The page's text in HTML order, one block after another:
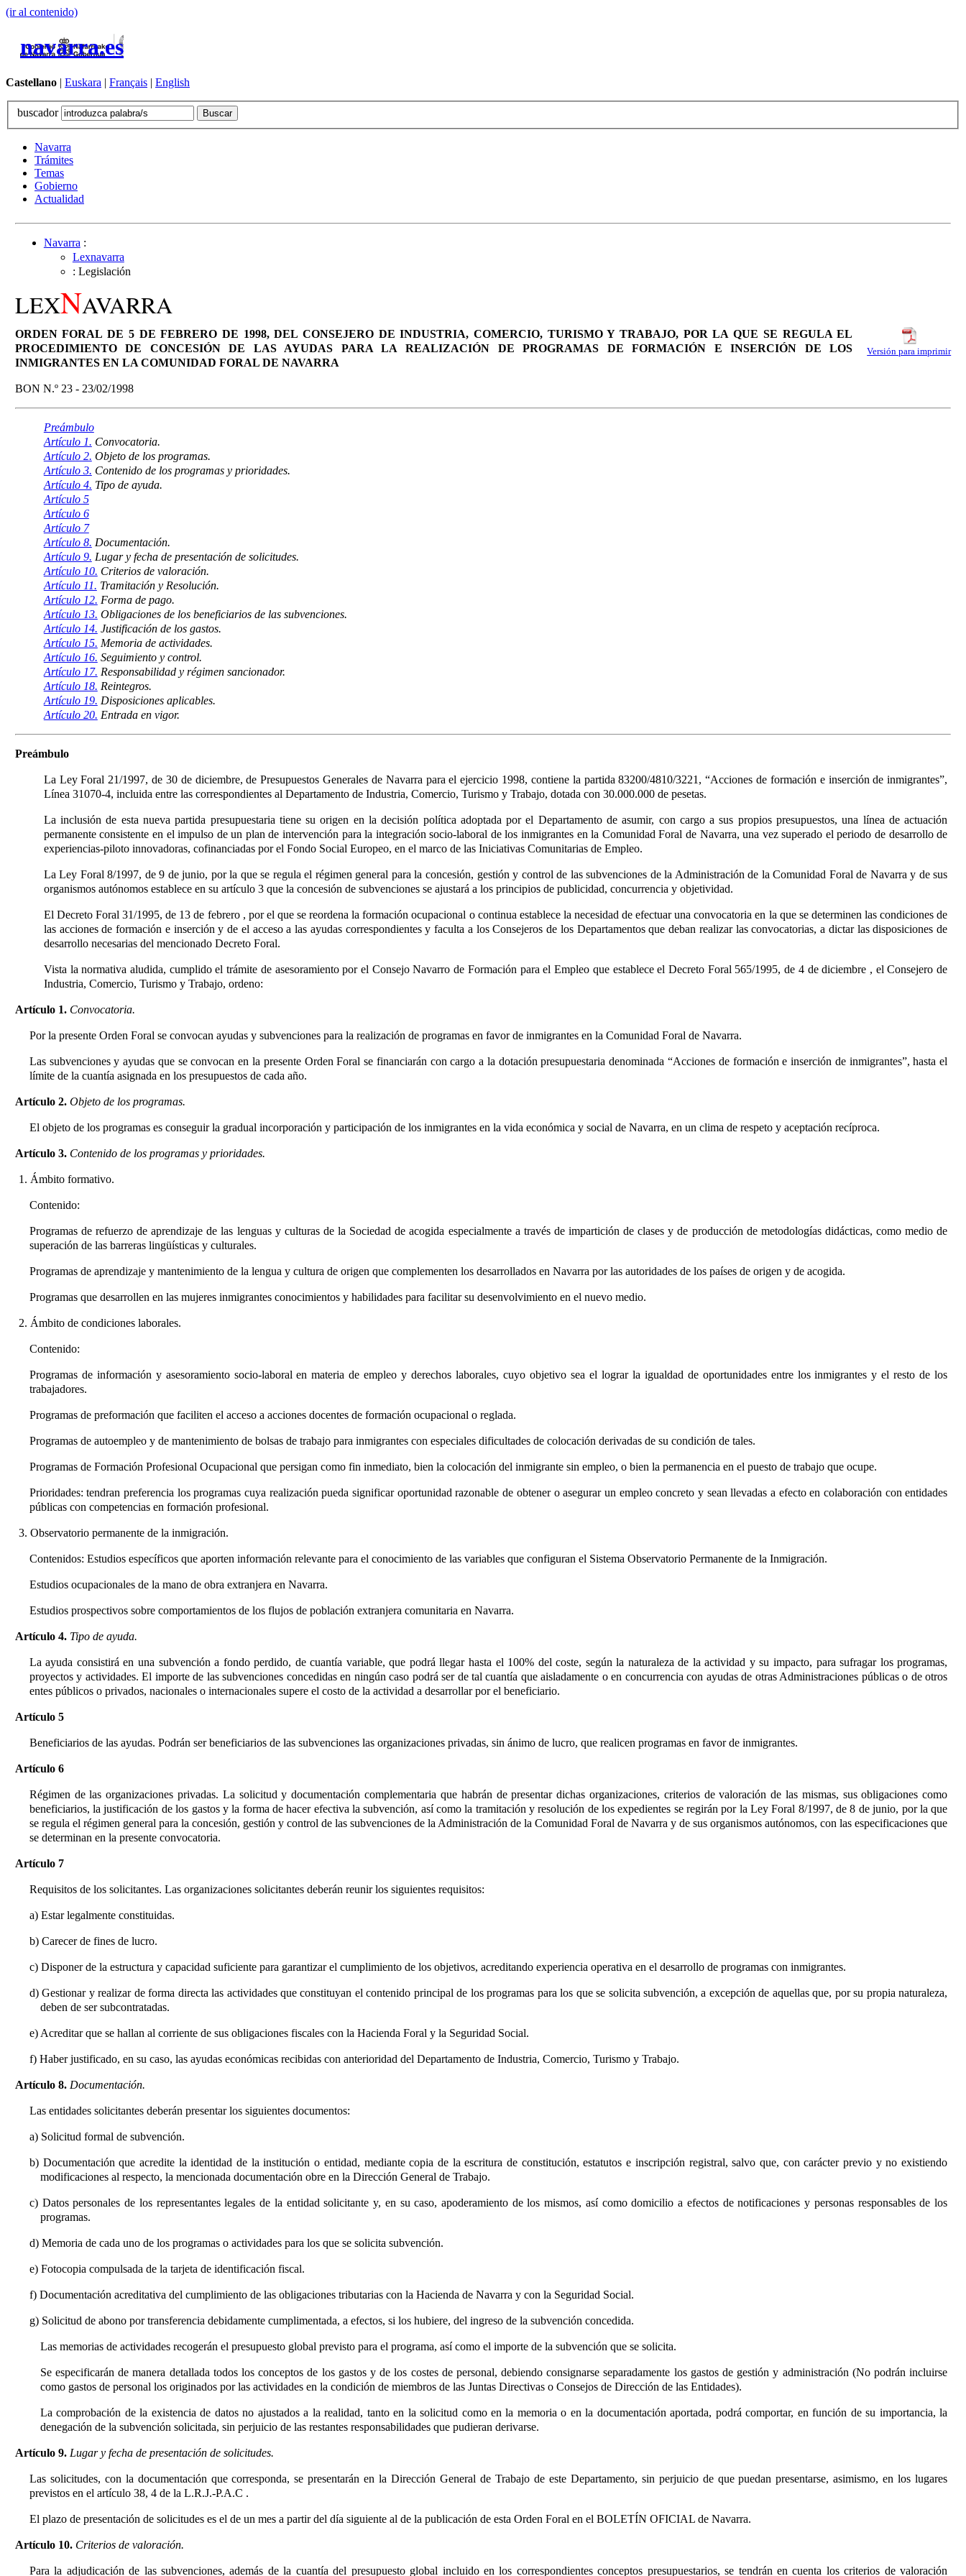
(ir al contenido)
navarra.es
Castellano | Euskara | Français | English
buscador
Navarra
Trámites
Temas
Gobierno
Actualidad
Navarra:
Lexnavarra
: Legislación
LEXNAVARRA
Versión para imprimir
ORDEN FORAL DE 5 DE FEBRERO DE 1998, DEL CONSEJERO DE INDUSTRIA, COMERCIO, TURISMO Y TRABAJO, POR LA QUE SE REGULA EL
PROCEDIMIENTO DE CONCESIÓN DE LAS AYUDAS PARA LA REALIZACIÓN DE PROGRAMAS DE FORMACIÓN E INSERCIÓN DE LOS
INMIGRANTES EN LA COMUNIDAD FORAL DE NAVARRA
BON N.º 23 - 23/02/1998
Preámbulo
Artículo 1. Convocatoria.
Artículo 2. Objeto de los programas.
Artículo 3. Contenido de los programas y prioridades.
Artículo 4. Tipo de ayuda.
Artículo 5
Artículo 6
Artículo 7
Artículo 8. Documentación.
Artículo 9. Lugar y fecha de presentación de solicitudes.
Artículo 10. Criterios de valoración.
Artículo 11. Tramitación y Resolución.
Artículo 12. Forma de pago.
Artículo 13. Obligaciones de los beneficiarios de las subvenciones.
Artículo 14. Justificación de los gastos.
Artículo 15. Memoria de actividades.
Artículo 16. Seguimiento y control.
Artículo 17. Responsabilidad y régimen sancionador.
Artículo 18. Reintegros.
Artículo 19. Disposiciones aplicables.
Artículo 20. Entrada en vigor.
Preámbulo
La Ley Foral 21/1997, de 30 de diciembre, de Presupuestos Generales de Navarra para el ejercicio 1998, contiene la partida 83200/4810/3221, “Acciones de formación e inserción de inmigrantes”,
Línea 31070-4, incluida entre las correspondientes al Departamento de Industria, Comercio, Turismo y Trabajo, dotada con 30.000.000 de pesetas.
La inclusión de esta nueva partida presupuestaria tiene su origen en la decisión política adoptada por el Departamento de asumir, con cargo a sus propios presupuestos, una línea de actuación
permanente consistente en el impulso de un plan de intervención para la integración socio-laboral de los inmigrantes en la Comunidad Foral de Navarra, una vez superado el periodo de desarrollo de
experiencias-piloto innovadoras, cofinanciadas por el Fondo Social Europeo, en el marco de las Iniciativas Comunitarias de Empleo.
La Ley Foral 8/1997, de 9 de junio, por la que se regula el régimen general para la concesión, gestión y control de las subvenciones de la Administración de la Comunidad Foral de Navarra y de sus
organismos autónomos establece en su artículo 3 que la concesión de subvenciones se ajustará a los principios de publicidad, concurrencia y objetividad.
El Decreto Foral 31/1995, de 13 de febrero , por el que se reordena la formación ocupacional o continua establece la necesidad de efectuar una convocatoria en la que se determinen las condiciones de
las acciones de formación e inserción y de el acceso a las ayudas correspondientes y faculta a los Consejeros de los Departamentos que deban realizar las convocatorias, a dictar las disposiciones de
desarrollo necesarias del mencionado Decreto Foral.
Vista la normativa aludida, cumplido el trámite de asesoramiento por el Consejo Navarro de Formación para el Empleo que establece el Decreto Foral 565/1995, de 4 de diciembre , el Consejero de
Industria, Comercio, Turismo y Trabajo, ordeno:
Artículo 1. Convocatoria.
Por la presente Orden Foral se convocan ayudas y subvenciones para la realización de programas en favor de inmigrantes en la Comunidad Foral de Navarra.
Las subvenciones y ayudas que se convocan en la presente Orden Foral se financiarán con cargo a la dotación presupuestaria denominada “Acciones de formación e inserción de inmigrantes”, hasta el
límite de la cuantía asignada en los presupuestos de cada año.
Artículo 2. Objeto de los programas.
El objeto de los programas es conseguir la gradual incorporación y participación de los inmigrantes en la vida económica y social de Navarra, en un clima de respeto y aceptación recíproca.
Artículo 3. Contenido de los programas y prioridades.
1. Ámbito formativo.
Contenido:
Programas de refuerzo de aprendizaje de las lenguas y culturas de la Sociedad de acogida especialmente a través de impartición de clases y de producción de metodologías didácticas, como medio de
superación de las barreras lingüísticas y culturales.
Programas de aprendizaje y mantenimiento de la lengua y cultura de origen que complementen los desarrollados en Navarra por las autoridades de los países de origen y de acogida.
Programas que desarrollen en las mujeres inmigrantes conocimientos y habilidades para facilitar su desenvolvimiento en el nuevo medio.
2. Ámbito de condiciones laborales.
Contenido:
Programas de información y asesoramiento socio-laboral en materia de empleo y derechos laborales, cuyo objetivo sea el lograr la igualdad de oportunidades entre los inmigrantes y el resto de los
trabajadores.
Programas de preformación que faciliten el acceso a acciones docentes de formación ocupacional o reglada.
Programas de autoempleo y de mantenimiento de bolsas de trabajo para inmigrantes con especiales dificultades de colocación derivadas de su condición de tales.
Programas de Formación Profesional Ocupacional que persigan como fin inmediato, bien la colocación del inmigrante sin empleo, o bien la permanencia en el puesto de trabajo que ocupe.
Prioridades: tendran preferencia los programas cuya realización pueda significar oportunidad razonable de obtener o asegurar un empleo concreto y sean llevadas a efecto en colaboración con entidades
públicas con competencias en formación profesional.
3. Observatorio permanente de la inmigración.
Contenidos: Estudios específicos que aporten información relevante para el conocimiento de las variables que configuran el Sistema Observatorio Permanente de la Inmigración.
Estudios ocupacionales de la mano de obra extranjera en Navarra.
Estudios prospectivos sobre comportamientos de los flujos de población extranjera comunitaria en Navarra.
Artículo 4. Tipo de ayuda.
La ayuda consistirá en una subvención a fondo perdido, de cuantía variable, que podrá llegar hasta el 100% del coste, según la naturaleza de la actividad y su impacto, para sufragar los programas,
proyectos y actividades. El importe de las subvenciones concedidas en ningún caso podrá ser de tal cuantía que aisladamente o en concurrencia con ayudas de otras Administraciones públicas o de otros
entes públicos o privados, nacionales o internacionales supere el costo de la actividad a desarrollar por el beneficiario.
Artículo 5
Beneficiarios de las ayudas. Podrán ser beneficiarios de las subvenciones las organizaciones privadas, sin ánimo de lucro, que realicen programas en favor de inmigrantes.
Artículo 6
Régimen de las organizaciones privadas. La solicitud y documentación complementaria que habrán de presentar dichas organizaciones, criterios de valoración de las mismas, sus obligaciones como
beneficiarios, la justificación de los gastos y la forma de hacer efectiva la subvención, así como la tramitación y resolución de los expedientes se regirán por la Ley Foral 8/1997, de 8 de junio, por la que
se regula el régimen general para la concesión, gestión y control de las subvenciones de la Administración de la Comunidad Foral de Navarra y de sus organismos autónomos, con las especificaciones que
se determinan en la presente convocatoria.
Artículo 7
Requisitos de los solicitantes. Las organizaciones solicitantes deberán reunir los siguientes requisitos:
a) Estar legalmente constituidas.
b) Carecer de fines de lucro.
c) Disponer de la estructura y capacidad suficiente para garantizar el cumplimiento de los objetivos, acreditando experiencia operativa en el desarrollo de programas con inmigrantes.
d) Gestionar y realizar de forma directa las actividades que constituyan el contenido principal de los programas para los que se solicita subvención, a excepción de aquellas que, por su propia naturaleza,
deben de ser subcontratadas.
e) Acreditar que se hallan al corriente de sus obligaciones fiscales con la Hacienda Foral y la Seguridad Social.
f) Haber justificado, en su caso, las ayudas económicas recibidas con anterioridad del Departamento de Industria, Comercio, Turismo y Trabajo.
Artículo 8. Documentación.
Las entidades solicitantes deberán presentar los siguientes documentos:
a) Solicitud formal de subvención.
b) Documentación que acredite la identidad de la institución o entidad, mediante copia de la escritura de constitución, estatutos e inscripción registral, salvo que, con carácter previo y no existiendo
modificaciones al respecto, la mencionada documentación obre en la Dirección General de Trabajo.
c) Datos personales de los representantes legales de la entidad solicitante y, en su caso, apoderamiento de los mismos, así como domicilio a efectos de notificaciones y personas responsables de los
programas.
d) Memoria de cada uno de los programas o actividades para los que se solicita subvención.
e) Fotocopia compulsada de la tarjeta de identificación fiscal.
f) Documentación acreditativa del cumplimiento de las obligaciones tributarias con la Hacienda de Navarra y con la Seguridad Social.
g) Solicitud de abono por transferencia debidamente cumplimentada, a efectos, si los hubiere, del ingreso de la subvención concedida.
Las memorias de actividades recogerán el presupuesto global previsto para el programa, así como el importe de la subvención que se solicita.
Se especificarán de manera detallada todos los conceptos de los gastos y de los costes de personal, debiendo consignarse separadamente los gastos de gestión y administración (No podrán incluirse
como gastos de personal los originados por las actividades en la condición de miembros de las Juntas Directivas o Consejos de Dirección de las Entidades).
La comprobación de la existencia de datos no ajustados a la realidad, tanto en la solicitud como en la memoria o en la documentación aportada, podrá comportar, en función de su importancia, la
denegación de la subvención solicitada, sin perjuicio de las restantes responsabilidades que pudieran derivarse.
Artículo 9. Lugar y fecha de presentación de solicitudes.
Las solicitudes, con la documentación que corresponda, se presentarán en la Dirección General de Trabajo de este Departamento, sin perjuicio de que puedan presentarse, asimismo, en los lugares
previstos en el artículo 38, 4 de la L.R.J.-P.A.C .
El plazo de presentación de solicitudes es el de un mes a partir del día siguiente al de la publicación de esta Orden Foral en el BOLETÍN OFICIAL de Navarra.
Artículo 10. Criterios de valoración.
Para la adjudicación de las subvenciones, además de la cuantía del presupuesto global incluido en los correspondientes conceptos presupuestarios, se tendrán en cuenta los criterios de valoración